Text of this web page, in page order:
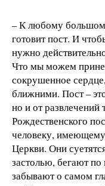
– К любому
готовит пост. И
нужно
Что мы можем
сокрушенное
ближними. Пост –
но и от
Рождественского
человеку, имеющему
Церкви. Они
застолью, бегают
забывают о самом